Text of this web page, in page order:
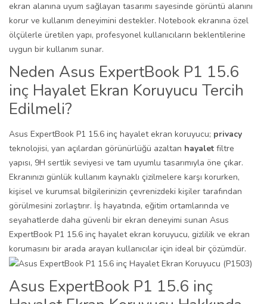
ekran alanına uyum sağlayan tasarımı sayesinde görüntü alanını
korur ve kullanım deneyimini destekler. Notebook ekranına özel
ölçülerle üretilen yapı, profesyonel kullanıcıların beklentilerine
uygun bir kullanım sunar.
Neden Asus ExpertBook P1 15.6
inç Hayalet Ekran Koruyucu Tercih
Edilmeli?
Asus ExpertBook P1 15.6 inç hayalet ekran koruyucu; privacy
teknolojisi, yan açılardan görünürlüğü azaltan hayalet filtre
yapısı, 9H sertlik seviyesi ve tam uyumlu tasarımıyla öne çıkar.
Ekranınızı günlük kullanım kaynaklı çizilmelere karşı korurken,
kişisel ve kurumsal bilgilerinizin çevrenizdeki kişiler tarafından
görülmesini zorlaştırır. İş hayatında, eğitim ortamlarında ve
seyahatlerde daha güvenli bir ekran deneyimi sunan Asus
ExpertBook P1 15.6 inç hayalet ekran koruyucu, gizlilik ve ekran
korumasını bir arada arayan kullanıcılar için ideal bir çözümdür.
Asus ExpertBook P1 15.6 inç